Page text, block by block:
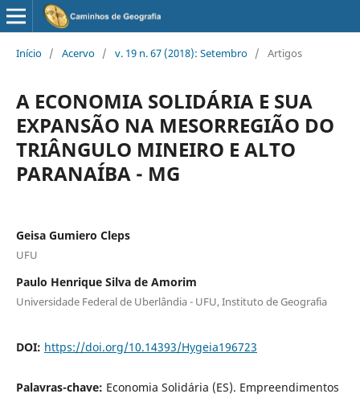
Início / Acervo / v. 19 n. 67 (2018): Setembro / Artigos
A ECONOMIA SOLIDÁRIA E SUA
EXPANSÃO NA MESORREGIÃO DO
TRIÂNGULO MINEIRO E ALTO
PARANAÍBA - MG
Geisa Gumiero Cleps
UFU
Paulo Henrique Silva de Amorim
Universidade Federal de Uberlândia - UFU, Instituto de Geografia
DOI: https://doi.org/10.14393/Hygeia196723
Palavras-chave: Economia Solidária (ES). Empreendimentos